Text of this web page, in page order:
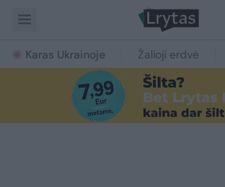
Karas Ukrainoje Žalioji erdvė